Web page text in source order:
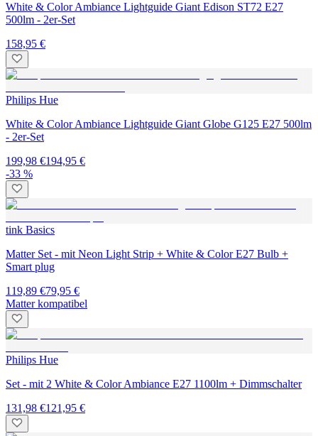
White & Color Ambiance Lightguide Giant Edison ST72 E27
500lm - 2er-Set
158,95 €
Philips Hue
White & Color Ambiance Lightguide Giant Globe G125 E27 500lm
- 2er-Set
199,98 €194,95 €
-33 %
tink Basics
Matter Set - mit Neon Light Strip + White & Color E27 Bulb +
Smart plug
119,89 €79,95 €
Matter kompatibel
Philips Hue
Set - mit 2 White & Color Ambiance E27 1100lm + Dimmschalter
131,98 €121,95 €